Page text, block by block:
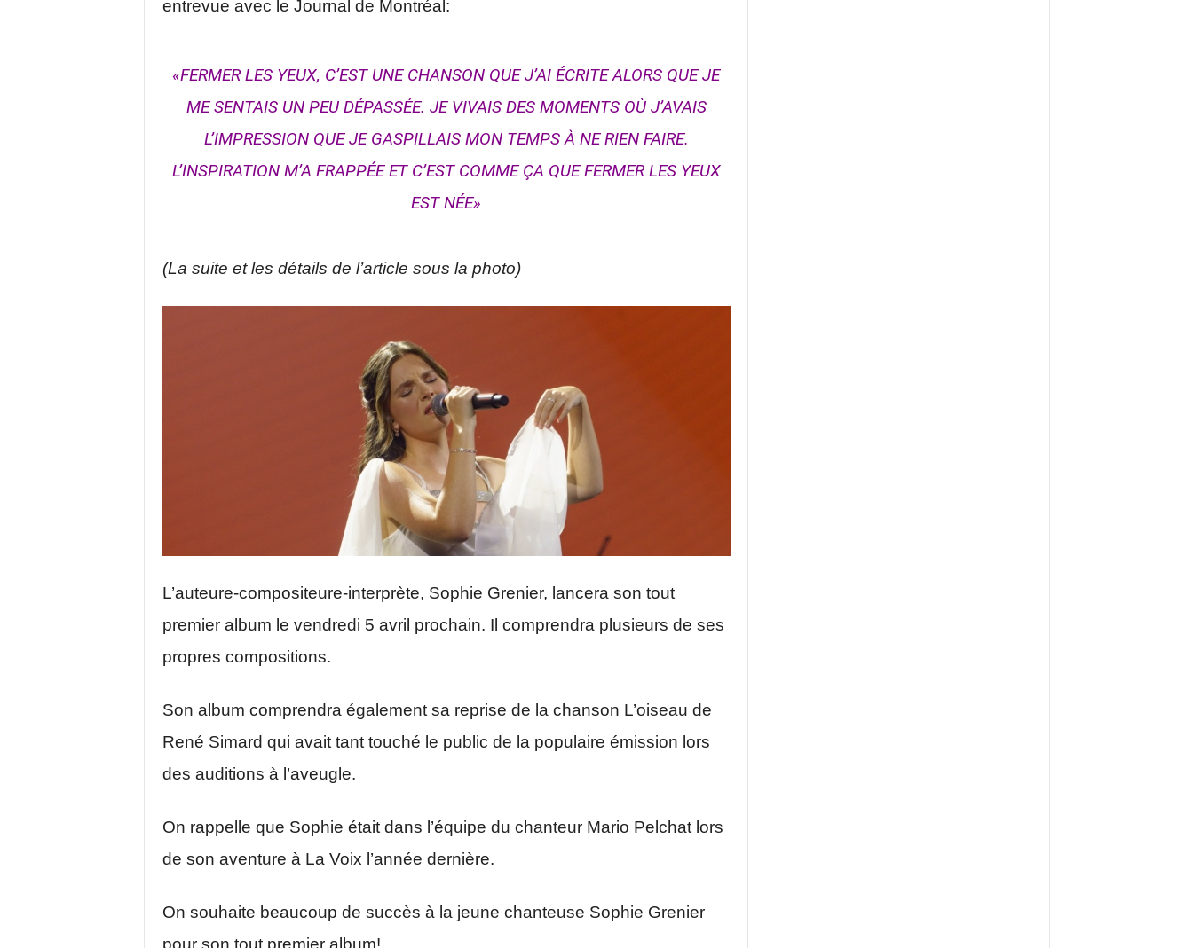
entrevue avec le Journal de Montréal:
«FERMER LES YEUX, C’EST UNE CHANSON QUE J’AI ÉCRITE ALORS QUE JE
ME SENTAIS UN PEU DÉPASSÉE. JE VIVAIS DES MOMENTS OÙ J’AVAIS
L’IMPRESSION QUE JE GASPILLAIS MON TEMPS À NE RIEN FAIRE.
L’INSPIRATION M’A FRAPPÉE ET C’EST COMME ÇA QUE FERMER LES YEUX
EST NÉE»
(La suite et les détails de l’article sous la photo)
L’auteure-compositeure-interprète, Sophie Grenier, lancera son tout
premier album le vendredi 5 avril prochain. Il comprendra plusieurs de ses
propres compositions.
Son album comprendra également sa reprise de la chanson L’oiseau de
René Simard qui avait tant touché le public de la populaire émission lors
des auditions à l’aveugle.
On rappelle que Sophie était dans l’équipe du chanteur Mario Pelchat lors
de son aventure à La Voix l’année dernière.
On souhaite beaucoup de succès à la jeune chanteuse Sophie Grenier
pour son tout premier album!